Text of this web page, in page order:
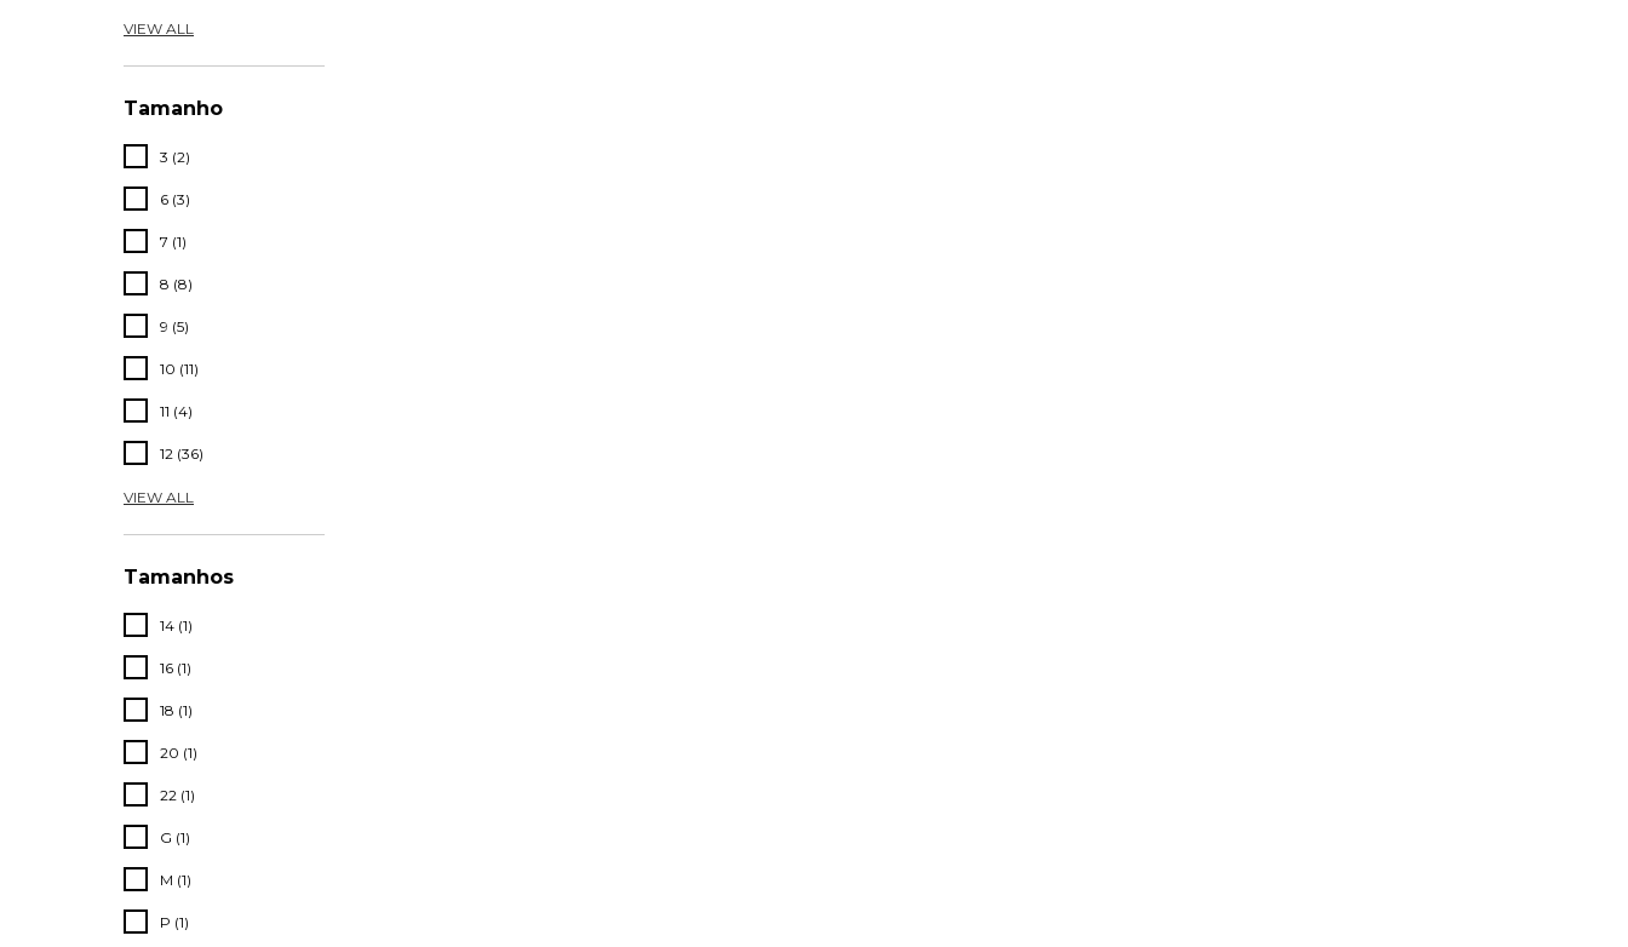
VIEW ALL
Tamanho
3 (2)
6 (3)
7 (1)
8 (8)
9 (5)
10 (11)
11 (4)
12 (36)
VIEW ALL
Tamanhos
14 (1)
16 (1)
18 (1)
20 (1)
22 (1)
G (1)
M (1)
P (1)